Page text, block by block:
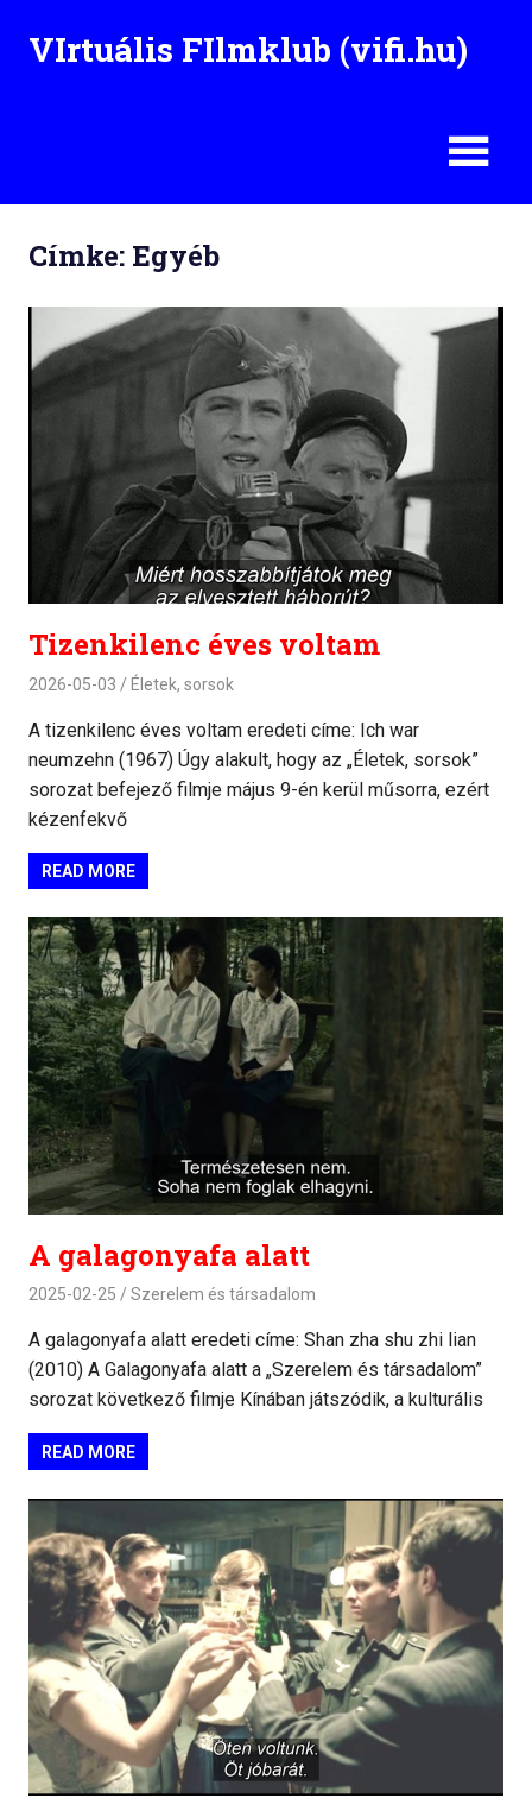
VIrtuális FIlmklub (vifi.hu)
Címke: Egyéb
Tizenkilenc éves voltam
2026-05-03 Életek, sorsok
A tizenkilenc éves voltam eredeti címe: Ich war
neumzehn (1967) Úgy alakult, hogy az „Életek, sorsok”
sorozat befejező filmje május 9-én kerül műsorra, ezért
kézenfekvő
READ MORE
A galagonyafa alatt
2025-02-25 Szerelem és társadalom
A galagonyafa alatt eredeti címe: Shan zha shu zhi lian
(2010) A Galagonyafa alatt a „Szerelem és társadalom”
sorozat következő filmje Kínában játszódik, a kulturális
READ MORE